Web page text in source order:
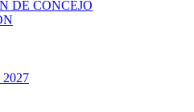
DE CONCEJO
2027